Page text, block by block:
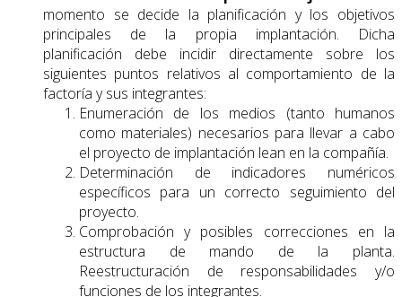
momento se decide la planificación y los objetivos
principales de la propia implantación. Dicha
planificación debe incidir directamente sobre los
siguientes puntos relativos al comportamiento de la
factoría y sus integrantes:
Enumeración de los medios (tanto humanos
como materiales) necesarios para llevar a cabo
el proyecto de implantación lean en la compañía.
Determinación de indicadores numéricos
específicos para un correcto seguimiento del
proyecto.
Comprobación y posibles correcciones en la
estructura de mando de la planta.
Reestructuración de responsabilidades y/o
funciones de los integrantes.